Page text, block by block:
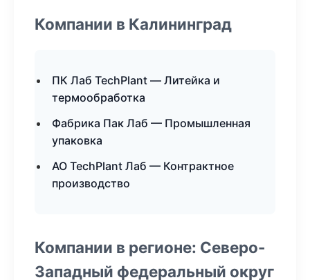
Компании в Калининград
ПК Лаб TechPlant — Литейка и
термообработка
Фабрика Пак Лаб — Промышленная
упаковка
АО TechPlant Лаб — Контрактное
производство
Компании в регионе: Северо-
Западный федеральный округ